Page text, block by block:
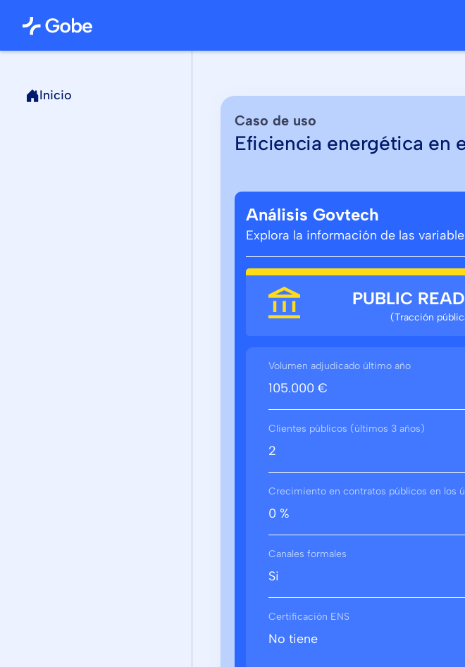
Inicio
Caso de uso
Eficiencia energética en
Análisis Govtech
Explora la información de las
PUBLIC
(Tracción
Volumen adjudicado último año
105.000 €
Clientes públicos (últimos 3 años)
2
Crecimiento en contratos públicos en los
0 %
Canales formales
Si
Certificación ENS
No tiene